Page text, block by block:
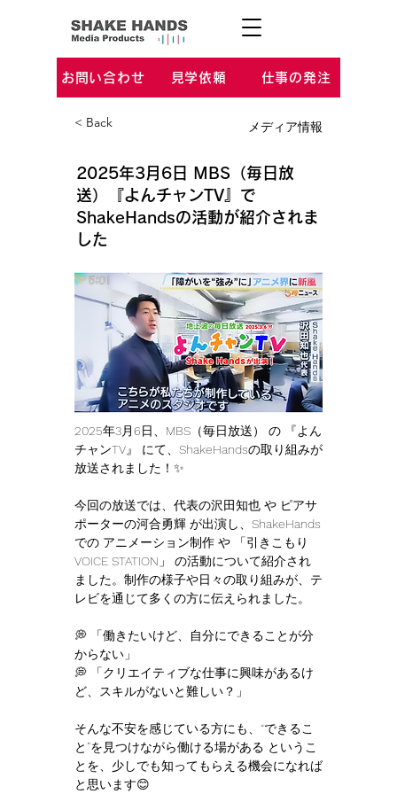
お問い合わせ 見学依頼 仕事の発注
< Back メディア情報
2025年3月6日 MBS（毎日放
送）『よんチャンTV』で
ShakeHandsの活動が紹介されま
した
2025年3月6日、MBS（毎日放送） の 『よん
チャンTV』 にて、ShakeHandsの取り組みが
放送されました！✨
今回の放送では、代表の沢田知也 や ピアサ
ポーターの河合勇輝 が出演し、ShakeHands
での アニメーション制作 や 「引きこもり
VOICE STATION」 の活動について紹介され
ました。制作の様子や日々の取り組みが、テ
レビを通じて多くの方に伝えられました。
💭 「働きたいけど、自分にできることが分
からない」
💭 「クリエイティブな仕事に興味があるけ
ど、スキルがないと難しい？」
そんな不安を感じている方にも、“できるこ
と”を見つけながら働ける場がある というこ
とを、少しでも知ってもらえる機会になれば
と思います😊